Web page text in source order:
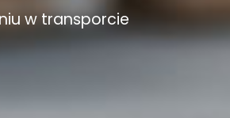
w transporcie